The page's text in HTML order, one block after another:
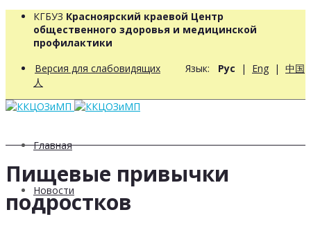
КГБУЗ Красноярский краевой Центр
общественного здоровья и медицинской
профилактики
Версия для слабовидящих Язык: Рус | Eng | 中国
人
Главная
Новости
Пищевые привычки
подростков